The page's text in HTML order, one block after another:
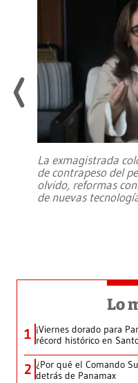
La exmagistrada
de contrapeso del
olvido, reformas
de nuevas
Lo
1 ¡Viernes dorado para
récord histórico en
2 ¿Por qué el Comando
detrás de Panamax